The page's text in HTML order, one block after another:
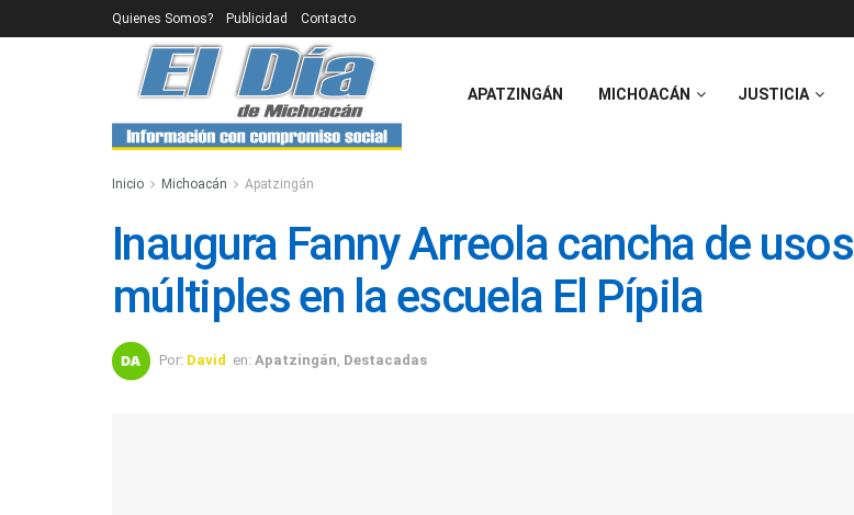
Quienes Somos? Publicidad Contacto
APATZINGÁN MICHOACÁN JUSTICIA
Inicio Michoacán Apatzingán
Inaugura Fanny Arreola cancha de usos
múltiples en la escuela El Pípila
Por: David en: Apatzingán Destacadas